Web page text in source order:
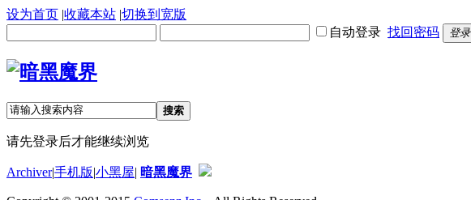
设为首页 |收藏本站 |切换到宽版
自动登录 找回密码 登录
搜索
请先登录后才能继续浏览
Archiver|手机版|小黑屋| 暗黑魔界